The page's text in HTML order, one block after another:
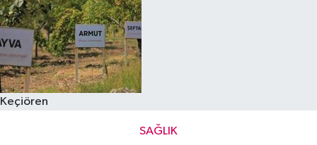
Keçiören
SAĞLIK